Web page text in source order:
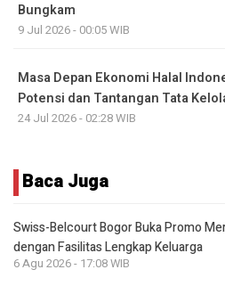
Bungkam
9 Jul 2026 - 00:05 WIB
Masa Depan Ekonomi Halal
Potensi dan Tantangan Tata
24 Jul 2026 - 02:28 WIB
Baca Juga
Swiss-Belcourt Bogor Buka Promo
dengan Fasilitas Lengkap Keluarga
6 Agu 2026 - 17:08 WIB